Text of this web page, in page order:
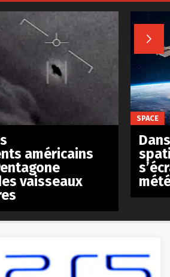

américains
vaisseaux
SPACE